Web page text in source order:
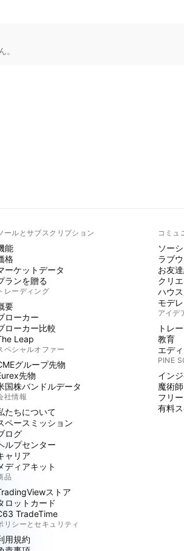
。
ールとサブスクリプション
能
格
ーケットデータ
ランを贈る
レーディング
要
ローカー
ローカー比較
Leap
ペシャルオファー
グループ先物
先物
国株バンドルデータ
社情報
たちについて
ペースミッション
ログ
ルプセンター
ャリア
ディアキット
品
ストア
ロットカード
TradeTime
リシーとセキュリティ
用規約
コミュ
ソー
ラブ
お友
クリ
ハウ
モデ
アイデ
トレ
教育
エデ
PINE
イン
魔術師
フリ
有料